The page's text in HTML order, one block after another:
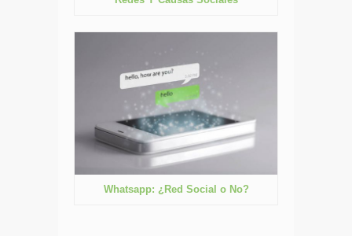
Whatsapp: ¿Red Social o No?